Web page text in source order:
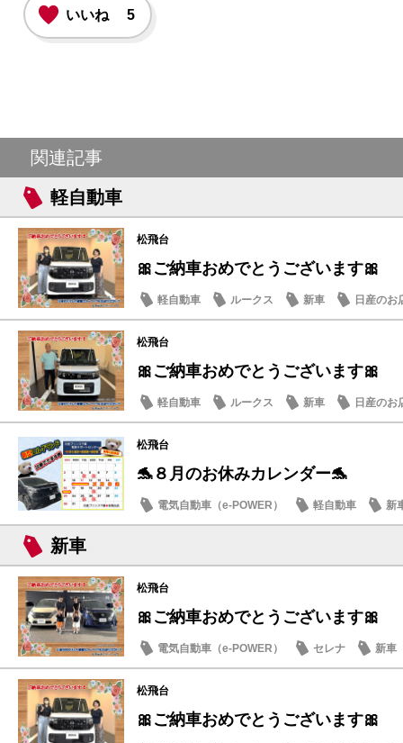
いいね 5
関連記事
軽自動車
松飛台
🎀ご納車おめでとうございます🎀
軽自動車 ルークス 新車 日産のお
松飛台
🎀ご納車おめでとうございます🎀
軽自動車 ルークス 新車 日産のお
松飛台
🐬８月のお休みカレンダー🐬
電気自動車（e-POWER） 軽自動車
新
日産のお店
新車
松飛台
🎀ご納車おめでとうございます🎀
電気自動車（e-POWER） セレナ 新車
松飛台
🎀ご納車おめでとうございます🎀